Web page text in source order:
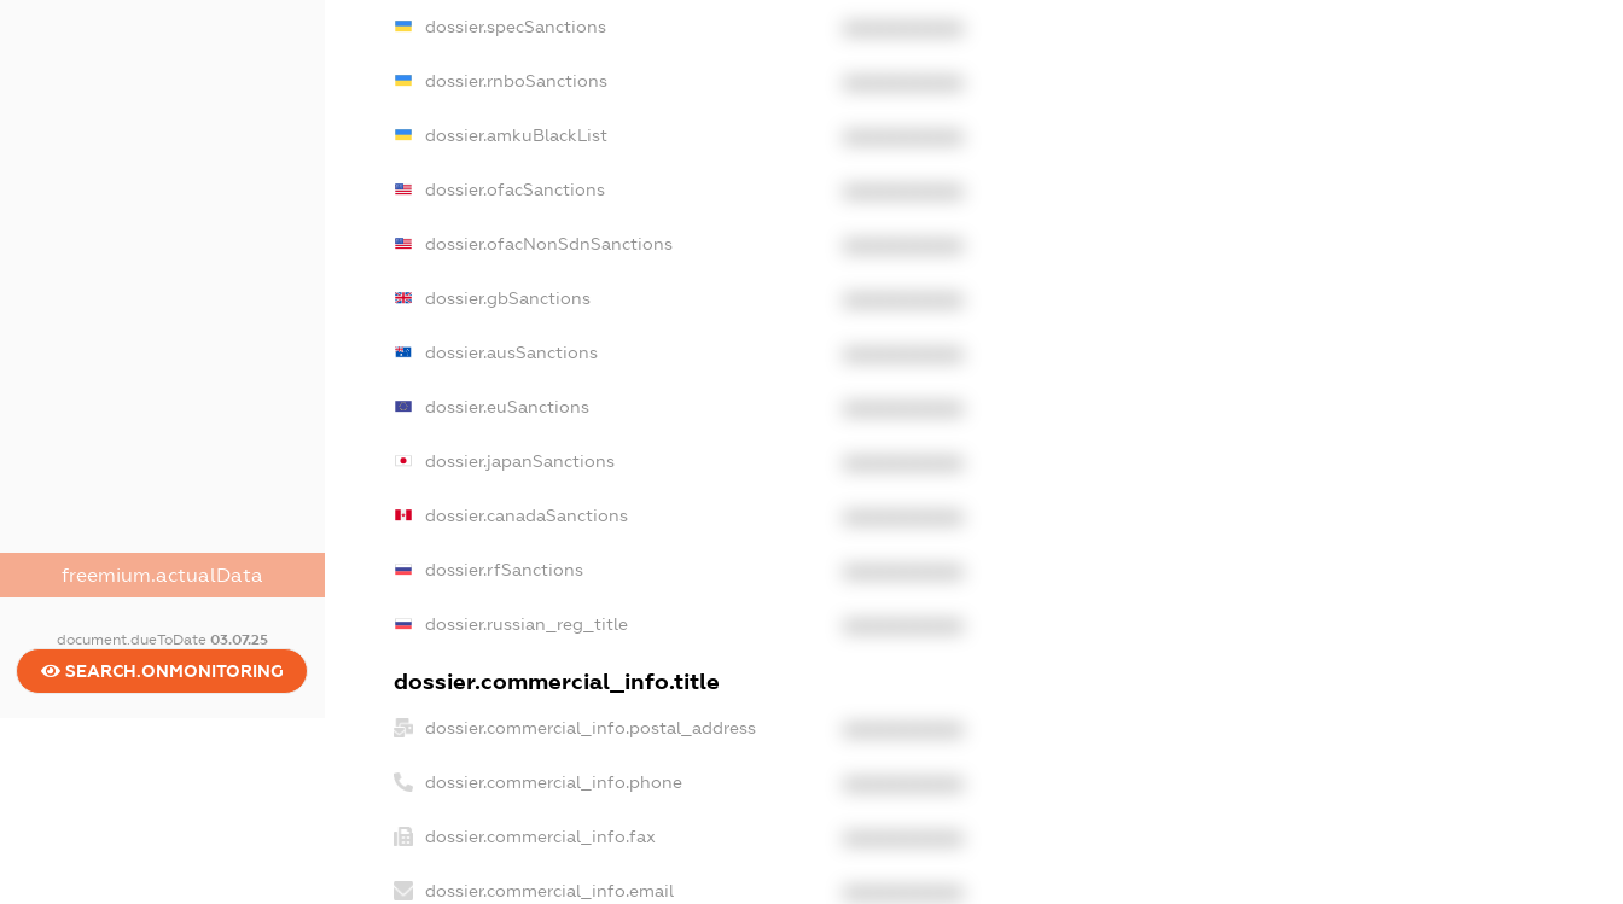
freemium.actualData
document.dueToDate 03.07.25
SEARCH.ONMONITORING
dossier.specSanctions
dossier.rnboSanctions
dossier.amkuBlackList
dossier.ofacSanctions
dossier.ofacNonSdnSanctions
dossier.gbSanctions
dossier.ausSanctions
dossier.euSanctions
dossier.japanSanctions
dossier.canadaSanctions
dossier.rfSanctions
dossier.russian_reg_title
dossier.commercial_info.title
dossier.commercial_info.postal_address
dossier.commercial_info.phone
dossier.commercial_info.fax
dossier.commercial_info.email